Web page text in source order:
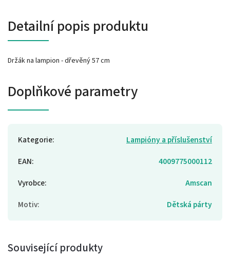
Detailní popis produktu
Držák na lampion - dřevěný 57 cm
Doplňkové parametry
Kategorie:
Lampióny a příslušenství
EAN:
4009775000112
Vyrobce:
Amscan
Motiv: Dětská párty
Související produkty